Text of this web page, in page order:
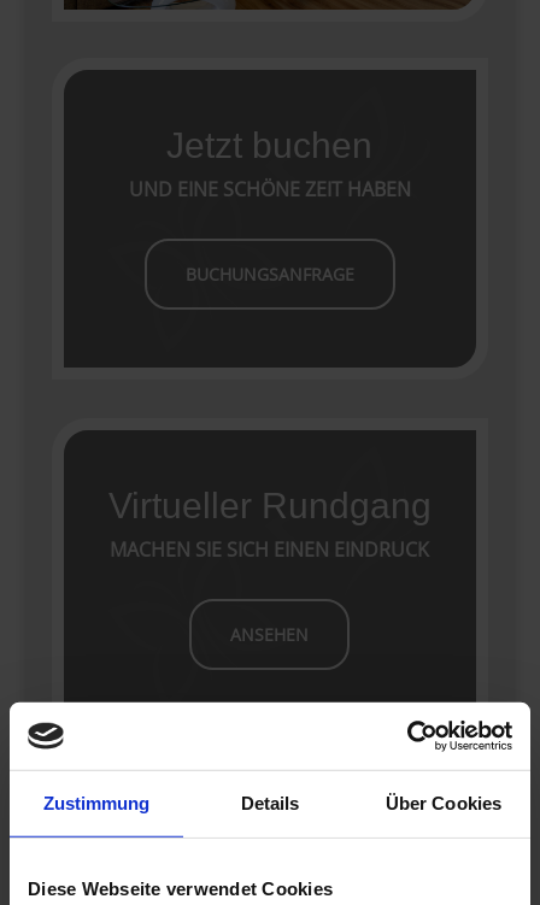
Zustimmung Details Über Cookies
Diese Webseite verwendet Cookies
Jetzt buchen
UND EINE SCHÖNE ZEIT HABEN
BUCHUNGSANFRAGE
Virtueller Rundgang
MACHEN SIE SICH EINEN EINDRUCK
ANSEHEN
Galerie
BILDER SAGEN MEHR ALS TAUSEND